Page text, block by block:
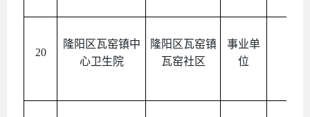
20
隆阳区瓦窑镇中
心卫生院
隆阳区瓦窑镇
瓦窑社区
事业单
位